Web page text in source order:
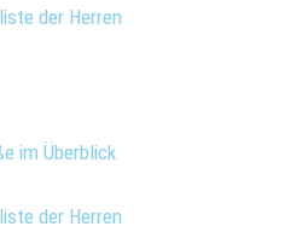
der Herren
im Überblick
der Herren